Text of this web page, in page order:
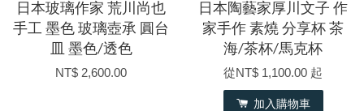
日本玻璃作家 荒川尚也
手工 墨色 玻璃壺承 圓台
皿 墨色/透色
NT$ 2,600.00
日本陶藝家厚川文子 作
家手作 素燒 分享杯 茶
海/茶杯/馬克杯
從NT$ 1,100.00 起
加入購物車